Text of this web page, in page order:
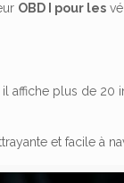
OBD I pour les
affiche plus de
et facile à